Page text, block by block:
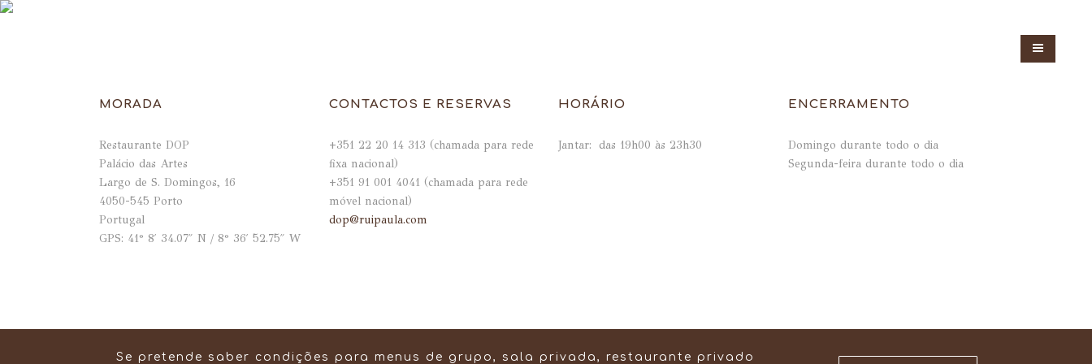
MORADA
Restaurante DOP
Palácio das Artes
Largo de S. Domingos, 16
4050-545 Porto
Portugal
GPS: 41° 8′ 34.07″ N / 8° 36′ 52.75″ W
CONTACTOS E RESERVAS
+351 22 20 14 313 (chamada para rede
fixa nacional)
+351 91 001 4041 (chamada para rede
móvel nacional)
dop@ruipaula.com
HORÁRIO
Jantar: das 19h00 às 23h30
ENCERRAMENTO
Domingo durante todo o dia
Segunda-feira durante todo o dia
Se pretende saber condições para menus de grupo, sala privada, restaurante privado